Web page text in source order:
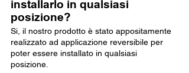
installarlo in qualsiasi
posizione?
Si, il nostro prodotto è stato appositamente
realizzato ad applicazione reversibile per
poter essere installato in qualsiasi
posizione.